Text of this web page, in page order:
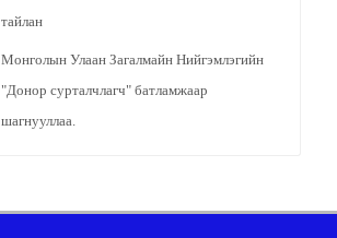
тайлан
Монголын Улаан Загалмайн Нийгэмлэгийн
"Донор сурталчлагч" батламжаар
шагнууллаа.